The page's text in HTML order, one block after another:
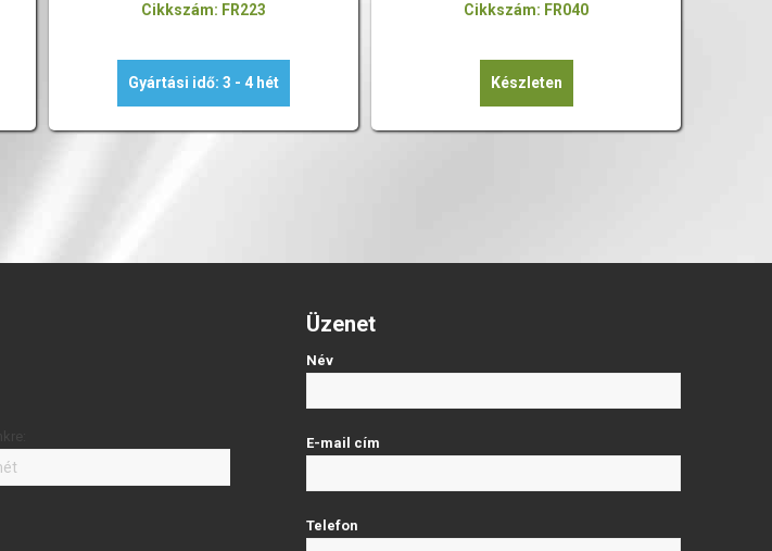
Cikkszám: FR223
Gyártási idő: 3 - 4 hét
Cikkszám: FR040
Készleten
Üzenet
Név
E-mail cím
Telefon